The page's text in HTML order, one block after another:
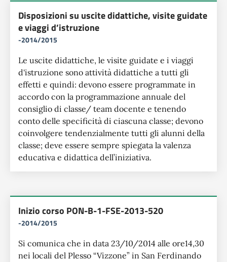
Disposizioni su uscite didattiche, visite guidate
e viaggi d’istruzione
-2014/2015
Le uscite didattiche, le visite guidate e i viaggi
d'istruzione sono attività didattiche a tutti gli
effetti e quindi: devono essere programmate in
accordo con la programmazione annuale del
consiglio di classe/ team docente e tenendo
conto delle specificità di ciascuna classe; devono
coinvolgere tendenzialmente tutti gli alunni della
classe; deve essere sempre spiegata la valenza
educativa e didattica dell’iniziativa.
Inizio corso PON-B-1-FSE-2013-520
-2014/2015
Si comunica che in data 23/10/2014 alle ore14,30
nei locali del Plesso “Vizzone” in San Ferdinando